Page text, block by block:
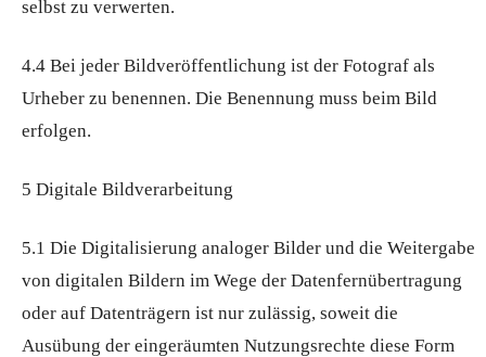
selbst zu verwerten.
4.4 Bei jeder Bildveröffentlichung ist der Fotograf als
Urheber zu benennen. Die Benennung muss beim Bild
erfolgen.
5 Digitale Bildverarbeitung
5.1 Die Digitalisierung analoger Bilder und die Weitergabe
von digitalen Bildern im Wege der Datenfernübertragung
oder auf Datenträgern ist nur zulässig, soweit die
Ausübung der eingeräumten Nutzungsrechte diese Form